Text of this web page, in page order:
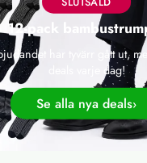
12-pack
har tyvärr gått ut,
deals varje dag!
Se alla nya deals